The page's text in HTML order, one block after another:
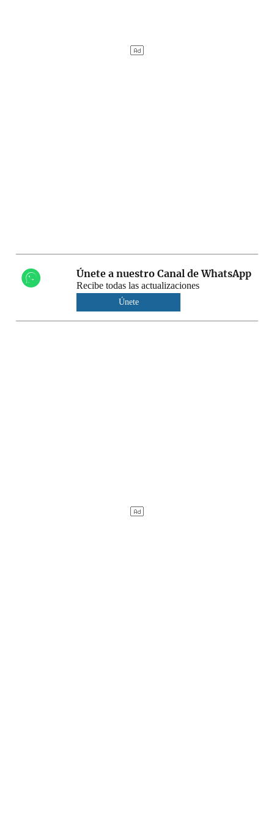
Únete a nuestro Canal de WhatsApp
Recibe todas las actualizaciones
Únete